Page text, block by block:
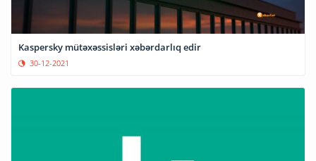
Kaspersky mütəxəssisləri xəbərdarlıq edir
30-12-2021